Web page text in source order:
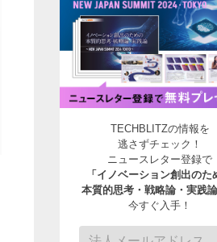
TECHBLITZの情報を
逃さずチェック！
ニュースレター登録で
「イノベーション創出のた
本質的思考・戦略論・実践論
今すぐ入手！